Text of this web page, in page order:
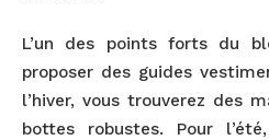
L’un des points forts du
proposer des guides
l’hiver, vous trouverez des
bottes robustes. Pour